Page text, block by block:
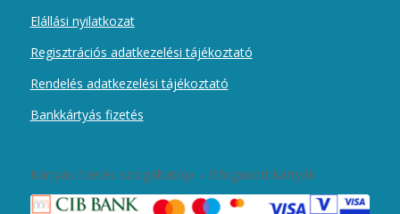
Elállási nyilatkozat
Regisztrációs adatkezelési tájékoztató
Rendelés adatkezelési tájékoztató
Bankkártyás fizetés
Kártyás fizetés szolgáltatója – Elfogadott kártyák